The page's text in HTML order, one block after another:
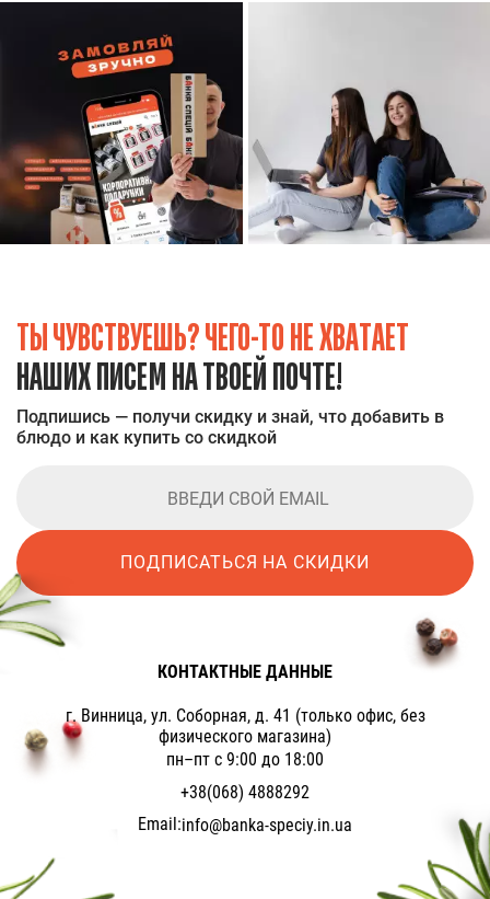
ТЫ ЧУВСТВУЕШЬ? ЧЕГО-ТО НЕ ХВАТАЕТ
НАШИХ ПИСЕМ НА ТВОЕЙ ПОЧТЕ!
Подпишись — получи скидку и знай, что добавить в
блюдо и как купить со скидкой
ПОДПИСАТЬСЯ НА СКИДКИ
КОНТАКТНЫЕ ДАННЫЕ
г. Винница, ул. Соборная, д. 41 (только офис, без
физического магазина)
пн–пт с 9:00 до 18:00
+38(068) 4888292
Email:info@banka-speciy.in.ua